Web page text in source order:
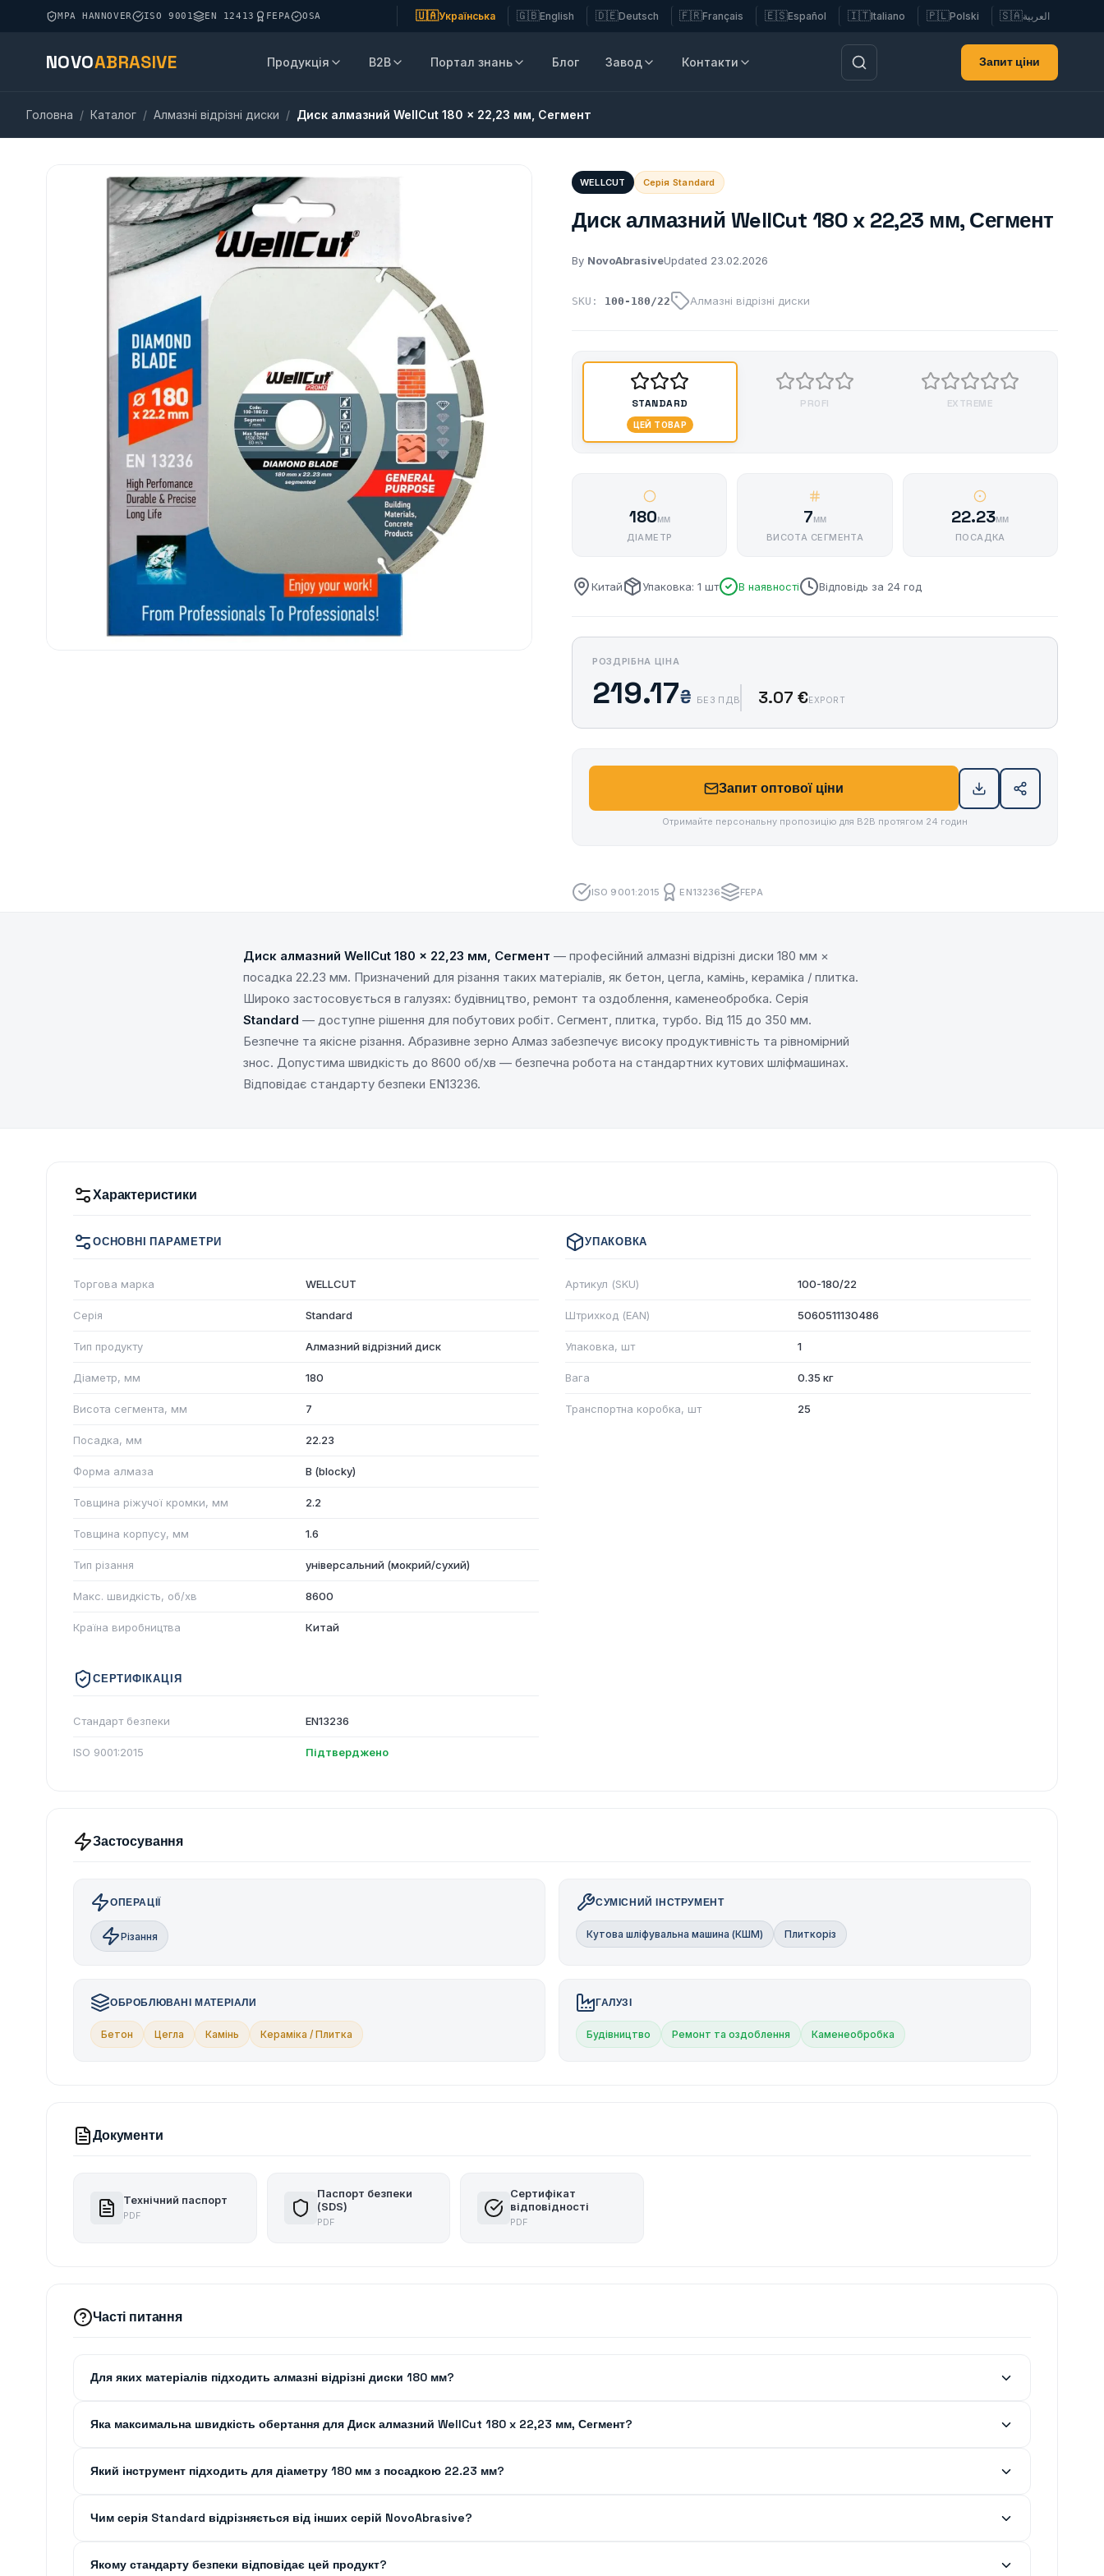
MPA HANNOVER ISO 9001 EN 12413 FEPA OSA 🇺🇦Українська 🇬🇧English 🇩🇪Deutsch 🇫🇷Français 🇪🇸Español 🇮🇹Italiano 🇵🇱Polski 🇸🇦العربية
NOVOABRASIVE Продукція B2B Портал знань Блог Завод Контакти Запит ціни
Головна / Каталог / Алмазні відрізні диски / Диск алмазний WellCut 180 x 22,23 мм, Сегмент
WELLCUT Серія Standard
Диск алмазний WellCut 180 x 22,23 мм, Сегмент
By NovoAbrasiveUpdated 23.02.2026
SKU: 100-180/22 Алмазні відрізні диски
STANDARD
ЦЕЙ ТОВАР
PROFI EXTREME
180мм
ДІАМЕТР
7мм
ВИСОТА СЕГМЕНТА
22.23мм
ПОСАДКА
Китай Упаковка: 1 шт В наявності Відповідь за 24 год
РОЗДРІБНА ЦІНА
219.17₴ БЕЗ ПДВ 3.07 €EXPORT
Запит оптової ціни
Отримайте персональну пропозицію для B2B протягом 24 годин
ISO 9001:2015 EN13236 FEPA
Диск алмазний WellCut 180 x 22,23 мм, Сегмент — професійний алмазні відрізні диски 180 мм ×
посадка 22.23 мм. Призначений для різання таких матеріалів, як бетон, цегла, камінь, кераміка / плитка.
Широко застосовується в галузях: будівництво, ремонт та оздоблення, каменеобробка. Серія
Standard — доступне рішення для побутових робіт. Сегмент, плитка, турбо. Від 115 до 350 мм.
Безпечне та якісне різання. Абразивне зерно Алмаз забезпечує високу продуктивність та рівномірний
знос. Допустима швидкість до 8600 об/хв — безпечна робота на стандартних кутових шліфмашинах.
Відповідає стандарту безпеки EN13236.
Характеристики
ОСНОВНІ ПАРАМЕТРИ
Торгова марка WELLCUT
Серія Standard
Тип продукту Алмазний відрізний диск
Діаметр, мм 180
Висота сегмента, мм 7
Посадка, мм 22.23
Форма алмаза B (blocky)
Товщина ріжучої кромки, мм 2.2
Товщина корпусу, мм 1.6
Тип різання універсальний (мокрий/сухий)
Макс. швидкість, об/хв 8600
Країна виробництва Китай
УПАКОВКА
Артикул (SKU) 100-180/22
Штрихкод (EAN) 5060511130486
Упаковка, шт 1
Вага 0.35 кг
Транспортна коробка, шт 25
СЕРТИФІКАЦІЯ
Стандарт безпеки EN13236
ISO 9001:2015 Підтверджено
Застосування
ОПЕРАЦІЇ
Різання
СУМІСНИЙ ІНСТРУМЕНТ
Кутова шліфувальна машина (КШМ) Плиткоріз
ОБРОБЛЮВАНІ МАТЕРІАЛИ
Бетон Цегла Камінь Кераміка / Плитка
ГАЛУЗІ
Будівництво Ремонт та оздоблення Каменеобробка
Документи
Технічний паспорт
PDF
Паспорт безпеки
(SDS)
PDF
Сертифікат
відповідності
PDF
Часті питання
Для яких матеріалів підходить алмазні відрізні диски 180 мм?
Яка максимальна швидкість обертання для Диск алмазний WellCut 180 x 22,23 мм, Сегмент?
Який інструмент підходить для діаметру 180 мм з посадкою 22.23 мм?
Чим серія Standard відрізняється від інших серій NovoAbrasive?
Якому стандарту безпеки відповідає цей продукт?